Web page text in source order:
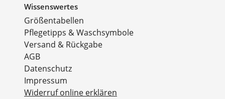
Wissenswertes
Größentabellen
Pflegetipps & Waschsymbole
Versand & Rückgabe
AGB
Datenschutz
Impressum
Widerruf online erklären